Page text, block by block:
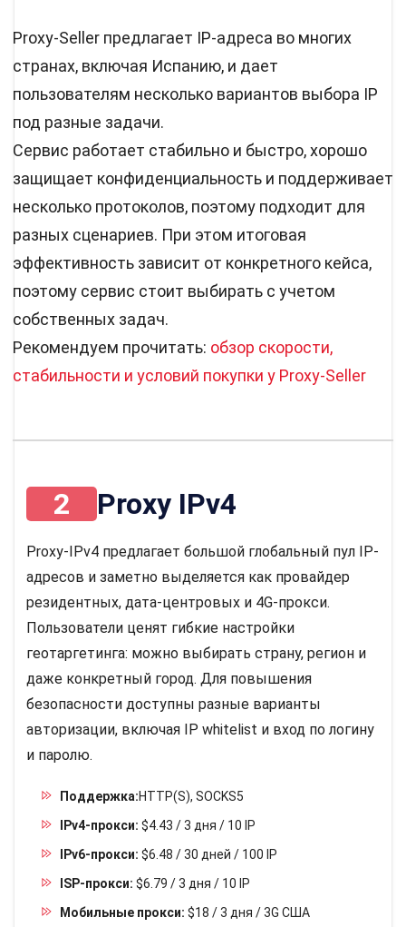
Proxy-Seller предлагает IP-адреса во многих
странах, включая Испанию, и дает
пользователям несколько вариантов выбора IP
под разные задачи.
Сервис работает стабильно и быстро, хорошо
защищает конфиденциальность и поддерживает
несколько протоколов, поэтому подходит для
разных сценариев. При этом итоговая
эффективность зависит от конкретного кейса,
поэтому сервис стоит выбирать с учетом
собственных задач.
Рекомендуем прочитать: обзор скорости,
стабильности и условий покупки у Proxy-Seller
2 Proxy IPv4
Proxy-IPv4 предлагает большой глобальный пул IP-
адресов и заметно выделяется как провайдер
резидентных, дата-центровых и 4G-прокси.
Пользователи ценят гибкие настройки
геотаргетинга: можно выбирать страну, регион и
даже конкретный город. Для повышения
безопасности доступны разные варианты
авторизации, включая IP whitelist и вход по логину
и паролю.
Поддержка:HTTP(S), SOCKS5
IPv4-прокси: $4.43 / 3 дня / 10 IP
IPv6-прокси: $6.48 / 30 дней / 100 IP
ISP-прокси: $6.79 / 3 дня / 10 IP
Мобильные прокси: $18 / 3 дня / 3G США